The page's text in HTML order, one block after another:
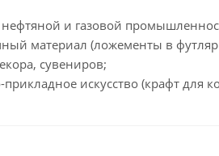
и газовой
материал (ложементы в
сувениров;
искусство (крафт для